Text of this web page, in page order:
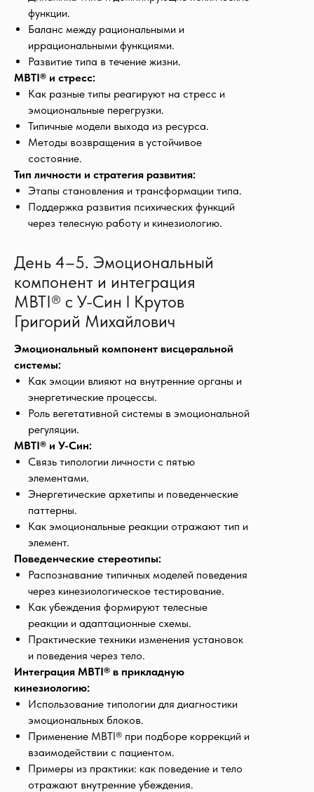
функции.
Баланс между рациональными и
иррациональными функциями.
Развитие типа в течение жизни.
MBTI® и стресс:
Как разные типы реагируют на стресс и
эмоциональные перегрузки.
Типичные модели выхода из ресурса.
Методы возвращения в устойчивое
состояние.
Тип личности и стратегия развития:
Этапы становления и трансформации типа.
Поддержка развития психических функций
через телесную работу и кинезиологию.
Эмоциональный компонент висцеральной
системы:
Как эмоции влияют на внутренние органы и
энергетические процессы.
Роль вегетативной системы в эмоциональной
регуляции.
MBTI® и У-Син:
Связь типологии личности с пятью
элементами.
Энергетические архетипы и поведенческие
паттерны.
Как эмоциональные реакции отражают тип и
элемент.
Поведенческие стереотипы:
Распознавание типичных моделей поведения
через кинезиологическое тестирование.
Как убеждения формируют телесные
реакции и адаптационные схемы.
Практические техники изменения установок
и поведения через тело.
Интеграция MBTI® в прикладную
кинезиологию:
Использование типологии для диагностики
эмоциональных блоков.
Применение MBTI® при подборе коррекций и
взаимодействии с пациентом.
Примеры из практики: как поведение и тело
отражают внутренние убеждения.
День 4–5. Эмоциональный
компонент и интеграция
MBTI® с У-Син l Крутов
Григорий Михайлович